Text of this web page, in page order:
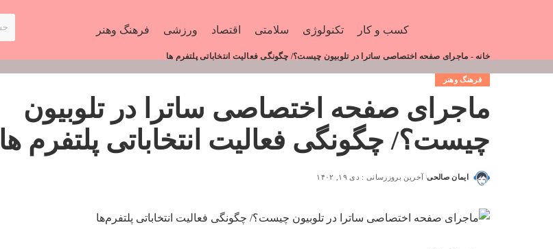
کسب و کار تکنولوژی سلامتی اقتصاد ورزشی فرهنگ وهنر
خانه - ماجرای صفحه اختصاصی ساترا در تلوبیون چیست؟/ چگونگی فعالیت انتخاباتی پلتفرم ها
فرهنگ وهنر
ماجرای صفحه اختصاصی ساترا در تلوبیون
چیست؟/ چگونگی فعالیت انتخاباتی پلتفرم ها
ایمان صالحی آخرین بروزرسانی : دی ۱۹, ۱۴۰۲